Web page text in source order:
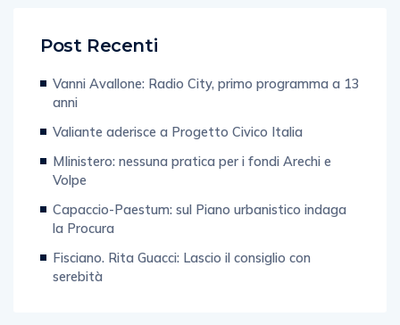
Post Recenti
Vanni Avallone: Radio City, primo programma a 13
anni
Valiante aderisce a Progetto Civico Italia
MIinistero: nessuna pratica per i fondi Arechi e
Volpe
Capaccio-Paestum: sul Piano urbanistico indaga
la Procura
Fisciano. Rita Guacci: Lascio il consiglio con
serebità